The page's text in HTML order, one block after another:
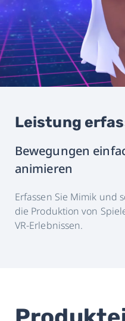
Leistung
Bewegungen
animieren
Erfassen Sie Mimik und
die Produktion von
VR-Erlebnissen.